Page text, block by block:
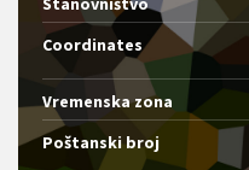
Coordinates
Vremenska zona
Poštanski broj